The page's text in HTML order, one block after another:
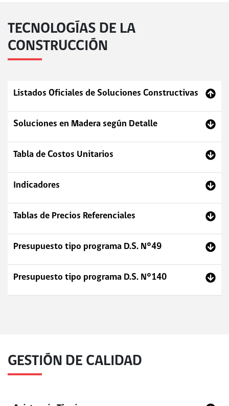
TECNOLOGÍAS DE LA
CONSTRUCCIÓN
Listados Oficiales de Soluciones Constructivas
Soluciones en Madera según Detalle
Tabla de Costos Unitarios
Indicadores
Tablas de Precios Referenciales
Presupuesto tipo programa D.S. N°49
Presupuesto tipo programa D.S. N°140
GESTIÓN DE CALIDAD